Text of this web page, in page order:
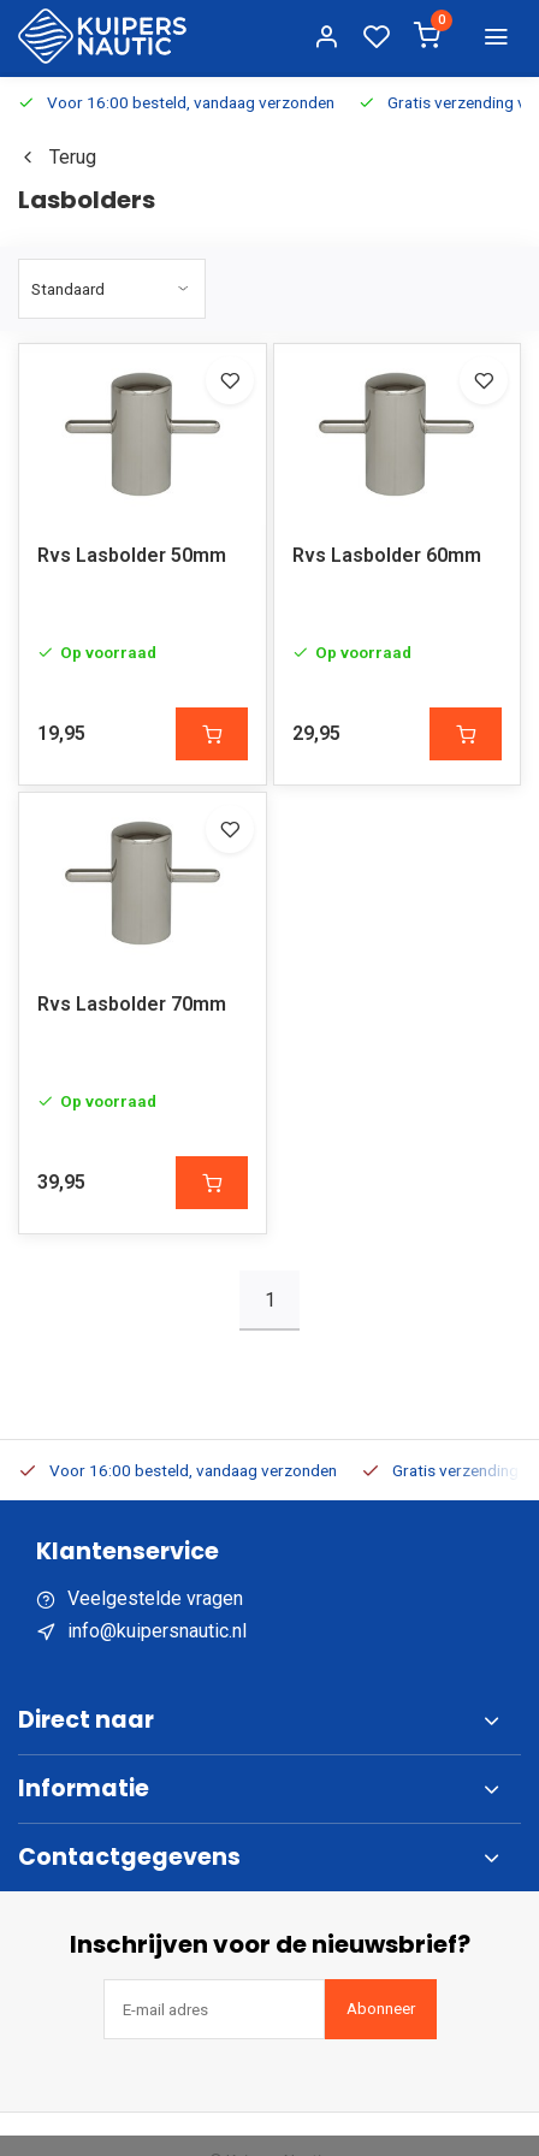
0
Voor 16:00 besteld, vandaag verzonden Gratis verzending
Terug
Lasbolders
Rvs Lasbolder 50mm
Op voorraad
19,95
Rvs Lasbolder 60mm
Op voorraad
29,95
Rvs Lasbolder 70mm
Op voorraad
39,95
1
Voor 16:00 besteld, vandaag verzonden Gratis verzending
Klantenservice
Veelgestelde vragen
info@kuipersnautic.nl
Direct naar
Informatie
Contactgegevens
Inschrijven voor de nieuwsbrief?
Abonneer